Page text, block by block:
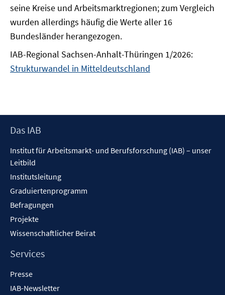
seine Kreise und Arbeitsmarktregionen; zum Vergleich
wurden allerdings häufig die Werte aller 16
Bundesländer herangezogen.
IAB-Regional Sachsen-Anhalt-Thüringen 1/2026:
Strukturwandel in Mitteldeutschland
Footer
Das IAB
Institut für Arbeitsmarkt- und Berufsforschung (IAB) – unser
Leitbild
Institutsleitung
Graduiertenprogramm
Befragungen
Projekte
Wissenschaftlicher Beirat
Services
Presse
IAB-Newsletter